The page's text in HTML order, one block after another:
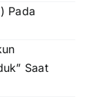
Pada
Saat